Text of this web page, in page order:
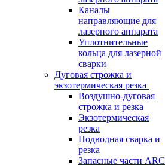
Каналы
направляющие для
лазерного аппарата
Уплотнительные
кольца для лазерной
сварки
Дуговая строжка и
экзотермическая резка
Воздушно-дуговая
строжка и резка
Экзотермическая
резка
Подводная сварка и
резка
Запасные части ARC